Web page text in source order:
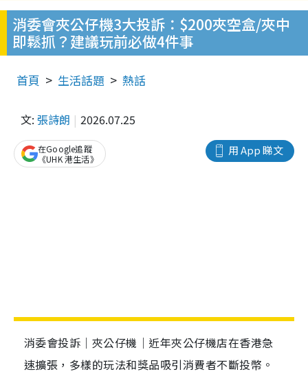
消委會夾公仔機3大投訴：$200夾空盒/夾中
即鬆抓？建議玩前必做4件事
首頁 生活話題 熱話
文: 張詩朗 2026.07.25
用 App 睇文
在Google追蹤
《UHK 港生活》
消委會投訴｜夾公仔機｜近年夾公仔機店在香港急
速擴張，多樣的玩法和獎品吸引消費者不斷投幣。